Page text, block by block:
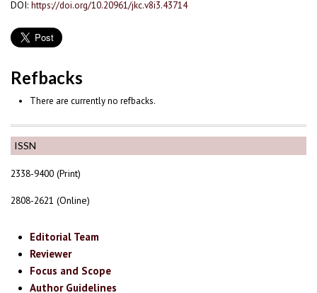
ISSN
2338-9400 (Print)
2808-2621 (Online)
Editorial Team
Reviewer
Focus and Scope
Author Guidelines
DOI: https://doi.org/10.20961/jkc.v8i3.43714
Refbacks
There are currently no refbacks.